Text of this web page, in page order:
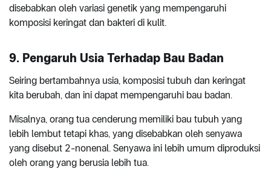
disebabkan oleh variasi genetik yang mempengaruhi
komposisi keringat dan bakteri di kulit.
9. Pengaruh Usia Terhadap Bau Badan
Seiring bertambahnya usia, komposisi tubuh dan keringat
kita berubah, dan ini dapat mempengaruhi bau badan.
Misalnya, orang tua cenderung memiliki bau tubuh yang
lebih lembut tetapi khas, yang disebabkan oleh senyawa
yang disebut 2-nonenal. Senyawa ini lebih umum diproduksi
oleh orang yang berusia lebih tua.